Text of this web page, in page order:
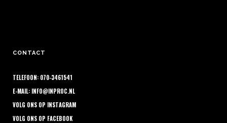
CONTACT
TELEFOON: 070-3461541
E-MAIL: INFO@INPROC.NL
VOLG ONS OP INSTAGRAM
VOLG ONS OP FACEBOOK